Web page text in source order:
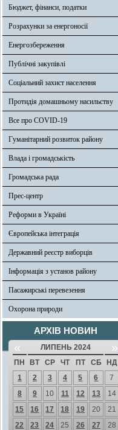
Бюджет, фінанси, податки
Розрахунки за енергоносії
Енергозбереження
Публічні закупівлі
Соціальний захист населення
Протидія домашньому насильству
Все про COVID-19
Гуманітарний розвиток району
Влада і громадськість
Громадська рада
Прес-центр
Реформи в Україні
Європейська інтеграція
Державний реєстр виборців
Інформація з установ району
Пасажирські перевезення
Охорона природи
АРХІВ НОВИН
« ЛИПЕНЬ 2024 »
ПН ВТ СР ЧТ ПТ СБ
НД
1
2 3 4 5 6
7
8
9 10 11 12 13
14
15
16 17 18 19 20
21
22
23 24 25 26 27
28